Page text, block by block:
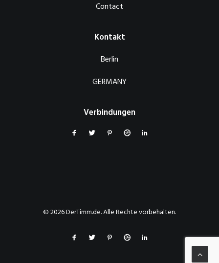
Contact
Kontakt
Berlin
GERMANY
Verbindungen
© 2026 DerTimm.de. Alle Rechte vorbehalten.